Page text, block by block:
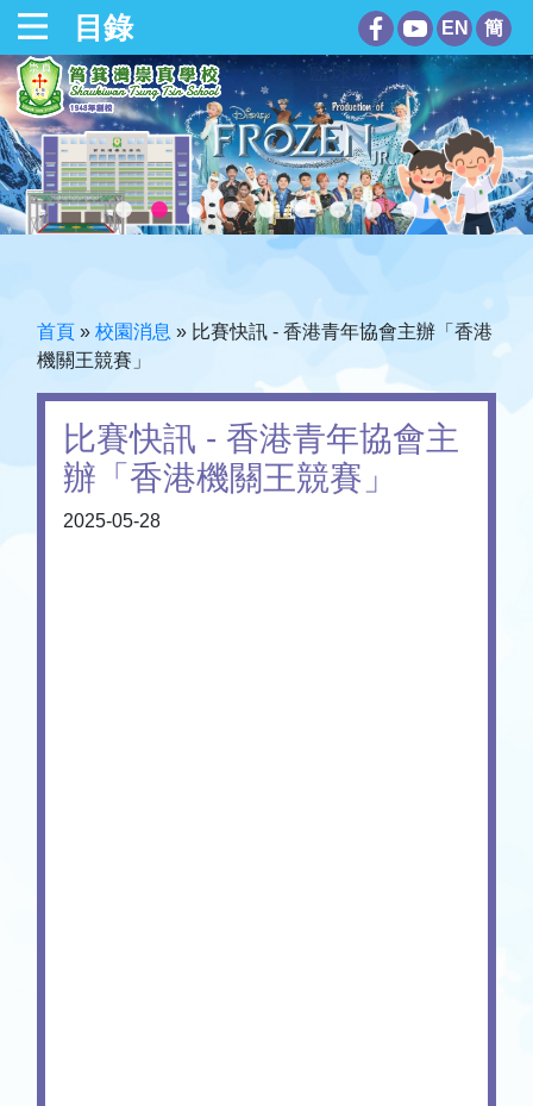
目錄 EN 簡
首頁 » 校園消息 » 比賽快訊 - 香港青年協會主辦「香港
機關王競賽」
比賽快訊 - 香港青年協會主
辦「香港機關王競賽」
2025-05-28